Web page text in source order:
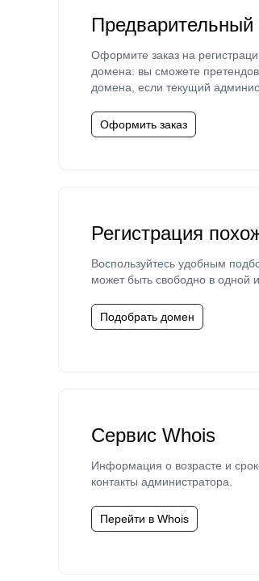
Предварительный
Оформите заказ на
домена: вы сможете
домена, если текущий
Оформить заказ
Регистрация
Воспользуйтесь удобным
может быть свободно в одной
Подобрать домен
Сервис Whois
Информация о возрасте и
контакты администратора.
Перейти в Whois